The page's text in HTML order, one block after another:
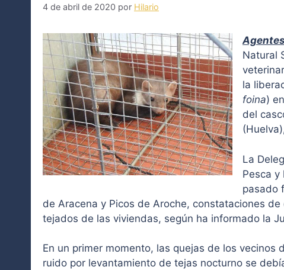
4 de abril de 2020 por Hilario
Natural
la
foina)
del
La
Pesca y
pasado
de Aracena y Picos de Aroche, constataciones
tejados de las viviendas, según ha informado la
En un primer momento, las quejas de los
ruido por levantamiento de tejas nocturno se